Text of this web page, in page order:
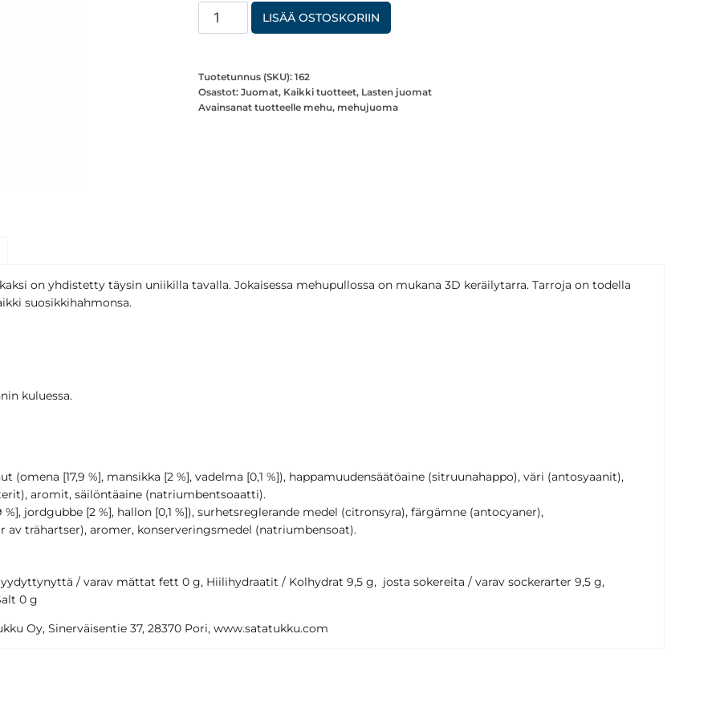
Magic
Brand
Kitty
mansikka-
LISÄÄ OSTOSKORIIN
Tuotetunnus (SKU): 162
Osastot: Juomat, Kaikki tuotteet, Lasten juomat
Avainsanat tuotteelle mehu, mehujuoma
on yhdistetty täysin uniikilla tavalla. Jokaisessa mehupullossa on mukana 3D keräilytarra. Tarroja on todella
suosikkihahmonsa.
kuluessa.
[17,9 %], mansikka [2 %], vadelma [0,1 %]), happamuudensäätöaine (sitruunahappo), väri (antosyaanit),
aromit, säilöntäaine (natriumbentsoaatti).
jordgubbe [2 %], hallon [0,1 %]), surhetsreglerande medel (citronsyra), färgämne (antocyaner),
trähartser), aromer, konserveringsmedel (natriumbensoat).
/ varav mättat fett 0 g, Hiilihydraatit / Kolhydrat 9,5 g, josta sokereita / varav sockerarter 9,5 g,
0 g
Oy, Sinerväisentie 37, 28370 Pori, www.satatukku.com